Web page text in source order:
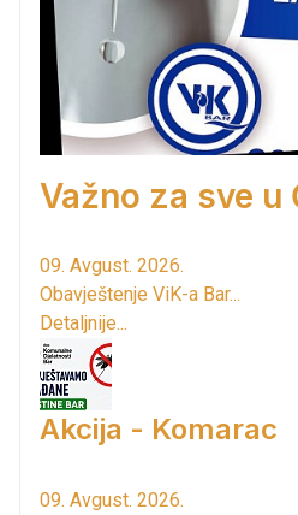
Važno za sve u
09. Avgust. 2026.
Obavještenje ViK-a Bar...
Detaljnije...
Akcija - Komarac
09. Avgust. 2026.